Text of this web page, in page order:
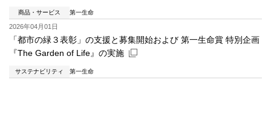
商品・サービス 第一生命
新規ウィンドウを開きます
2026年04月01日
「都市の緑３表彰」の支援と募集開始および 第一生命賞 特別企画
『The Garden of Life』の実施
サステナビリティ 第一生命